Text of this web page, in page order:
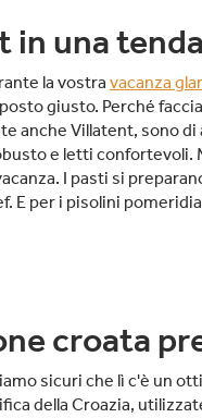
una
la vostra vacanza
giusto. Perché
anche Villatent, sono
e letti confortevoli.
I pasti si
E per i pisolini
croata
sicuri che lì c'è un
della Croazia,